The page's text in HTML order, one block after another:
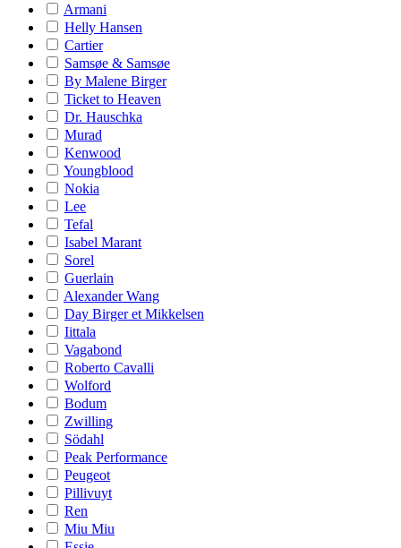
Armani
Helly Hansen
Cartier
Samsøe & Samsøe
By Malene Birger
Ticket to Heaven
Dr. Hauschka
Murad
Kenwood
Youngblood
Nokia
Lee
Tefal
Isabel Marant
Sorel
Guerlain
Alexander Wang
Day Birger et Mikkelsen
Iittala
Vagabond
Roberto Cavalli
Wolford
Bodum
Zwilling
Södahl
Peak Performance
Peugeot
Pillivuyt
Ren
Miu Miu